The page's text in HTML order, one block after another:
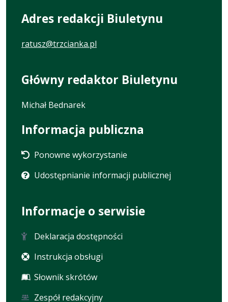
Adres redakcji Biuletynu
ratusz@trzcianka.pl
Główny redaktor Biuletynu
Michał Bednarek
Informacja publiczna
Ponowne wykorzystanie
Udostępnianie informacji publicznej
Informacje o serwisie
Deklaracja dostępności
Instrukcja obsługi
Słownik skrótów
Zespół redakcyjny